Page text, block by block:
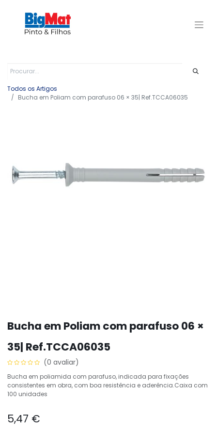
Todos os Artigos
Bucha em Poliam com parafuso 06 × 35| Ref.TCCA06035
Bucha em Poliam com parafuso 06 ×
35| Ref.TCCA06035
(0 avaliar)
Bucha em poliamida com parafuso, indicada para fixações
consistentes em obra, com boa resistência e aderência.Caixa com
100 unidades
5,47 €